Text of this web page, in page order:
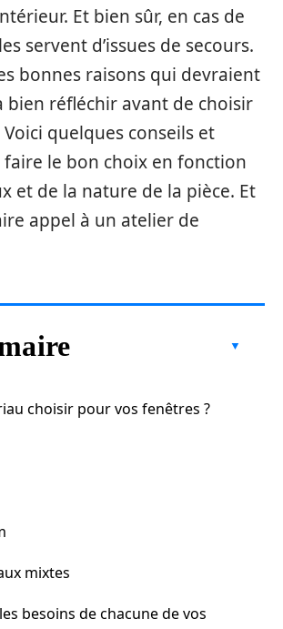
Et bien sûr, en cas de
servent d’issues de secours.
bonnes raisons qui devraient
bien réfléchir avant de choisir
quelques conseils et
faire le bon choix en fonction
et de la nature de la pièce. Et
appel à un atelier de
choisir pour vos fenêtres ?
mixtes
besoins de chacune de vos